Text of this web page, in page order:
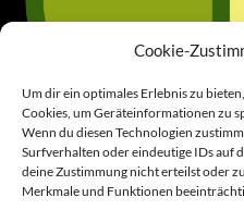
Cookie-
Um dir ein optimales Erlebnis zu
Cookies, um Geräteinformationen zu
Wenn du diesen Technologien
Surfverhalten oder eindeutige IDs auf
deine Zustimmung nicht erteilst oder
Merkmale und Funktionen